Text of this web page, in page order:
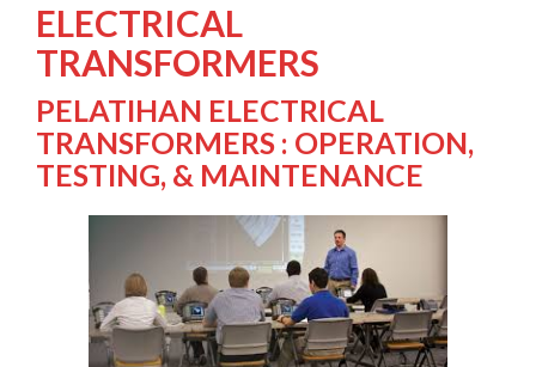
ELECTRICAL
TRANSFORMERS
PELATIHAN ELECTRICAL
TRANSFORMERS : OPERATION,
TESTING, & MAINTENANCE